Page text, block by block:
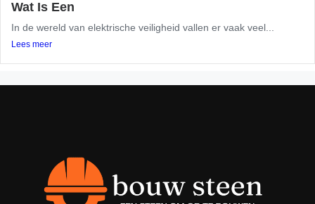
Wat Is Een
In de wereld van elektrische veiligheid vallen er vaak veel...
Lees meer